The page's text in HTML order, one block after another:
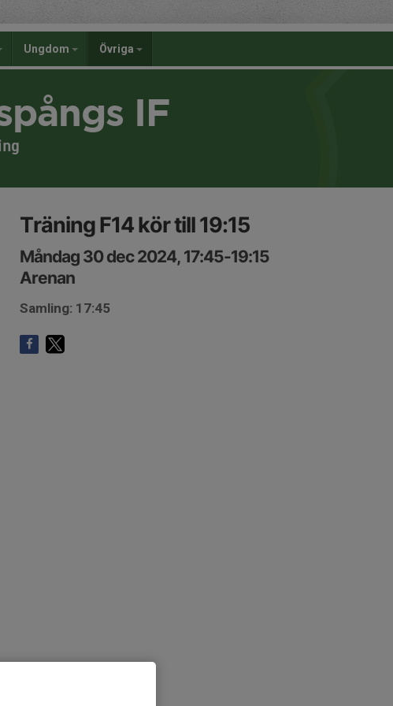
Ungdom Övriga
IF
Träning F14 kör till 19:15
Måndag 30 dec 2024, 17:45-19:15
Arenan
Samling: 17:45